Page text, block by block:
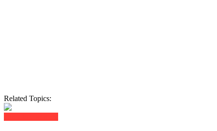
Related Topics: